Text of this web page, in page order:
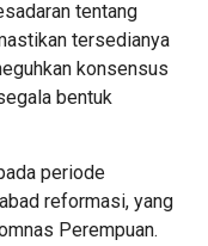
tentang
tersedianya
konsensus
bentuk
periode
reformasi, yang
Perempuan.